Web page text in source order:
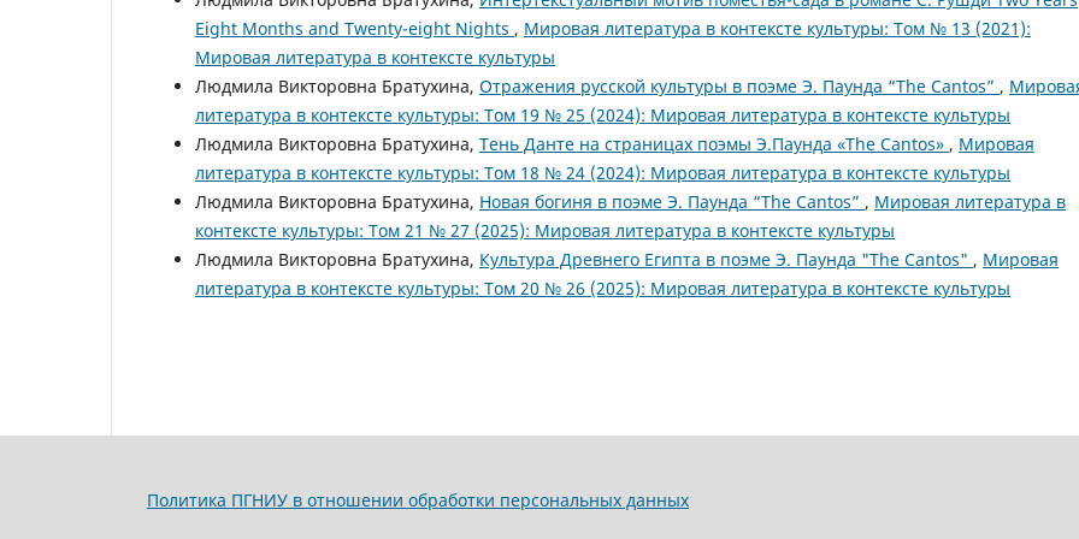
Eight Months and Twenty-eight Nights , Мировая литература в контексте культуры: Том № 13 (2021):
Мировая литература в контексте культуры
Людмила Викторовна Братухина, Отражения русской культуры в поэме Э. Паунда “The Cantos” ,
литература в контексте культуры: Том 19 № 25 (2024): Мировая литература в контексте культуры
Людмила Викторовна Братухина, Тень Данте на страницах поэмы Э.Паунда «The Cantos» , Мировая
литература в контексте культуры: Том 18 № 24 (2024): Мировая литература в контексте культуры
Людмила Викторовна Братухина, Новая богиня в поэме Э. Паунда “The Cantos” , Мировая литература в
контексте культуры: Том 21 № 27 (2025): Мировая литература в контексте культуры
Людмила Викторовна Братухина, Культура Древнего Египта в поэме Э. Паунда "The Cantos" , Мировая
литература в контексте культуры: Том 20 № 26 (2025): Мировая литература в контексте культуры
Политика ПГНИУ в отношении обработки персональных данных